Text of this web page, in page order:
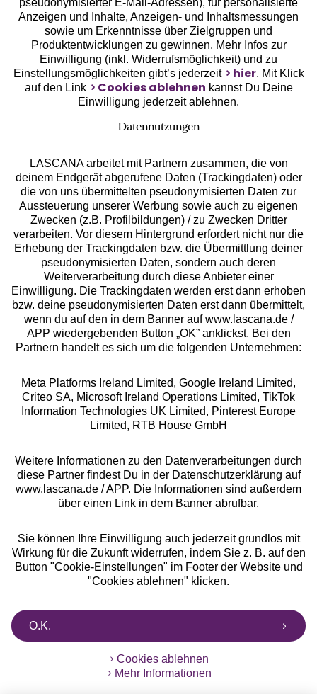
Unsere Apps
Services
Beratung
Über uns
Rechtliches
Alle Preise inkl. MwSt., zzgl.
Versandkosten
** Bonität vorausgesetzt, berechtigt zur Bonitätsprüfung
pseudonymisierter E-Mail-Adressen), für personalisierte
Anzeigen und Inhalte, Anzeigen- und Inhaltsmessungen
sowie um Erkenntnisse über Zielgruppen und
Produktentwicklungen zu gewinnen. Mehr Infos zur
Einwilligung (inkl. Widerrufsmöglichkeit) und zu
Einstellungsmöglichkeiten gibt’s jederzeit
hier. Mit Klick
auf den Link
Cookies ablehnen kannst Du Deine
Einwilligung jederzeit ablehnen.
Datennutzungen
LASCANA arbeitet mit Partnern zusammen, die von
deinem Endgerät abgerufene Daten (Trackingdaten) oder
die von uns übermittelten pseudonymisierten Daten zur
Aussteuerung unserer Werbung sowie auch zu eigenen
Zwecken (z.B. Profilbildungen) / zu Zwecken Dritter
verarbeiten. Vor diesem Hintergrund erfordert nicht nur die
Erhebung der Trackingdaten bzw. die Übermittlung deiner
pseudonymisierten Daten, sondern auch deren
Weiterverarbeitung durch diese Anbieter einer
Einwilligung. Die Trackingdaten werden erst dann erhoben
bzw. deine pseudonymisierten Daten erst dann übermittelt,
wenn du auf den in dem Banner auf www.lascana.de /
APP wiedergebenden Button „OK” anklickst. Bei den
Partnern handelt es sich um die folgenden Unternehmen:
Meta Platforms Ireland Limited, Google Ireland Limited,
Criteo SA, Microsoft Ireland Operations Limited, TikTok
Information Technologies UK Limited, Pinterest Europe
Limited, RTB House GmbH
Weitere Informationen zu den Datenverarbeitungen durch
diese Partner findest Du in der Datenschutzerklärung auf
www.lascana.de / APP. Die Informationen sind außerdem
über einen Link in dem Banner abrufbar.
Sie können Ihre Einwilligung auch jederzeit grundlos mit
Wirkung für die Zukunft widerrufen, indem Sie z. B. auf den
Button "Cookie-Einstellungen" im Footer der Website und
"Cookies ablehnen" klicken.
O.K.
Cookies ablehnen
Mehr Informationen